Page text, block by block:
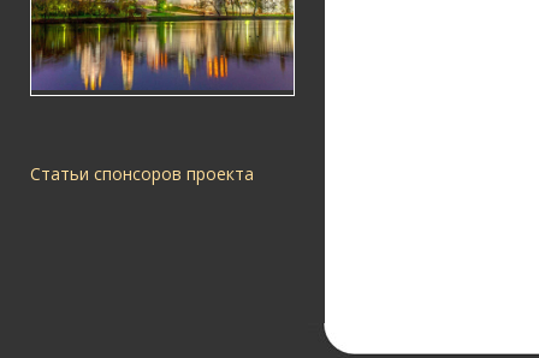
Статьи спонсоров проекта